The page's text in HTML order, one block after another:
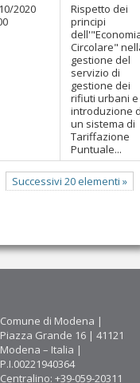
2020
Rispetto dei
principi
Circolare"
gestione del
servizio di
gestione dei
rifiuti urbani e
introduzione
un sistema di
Tariffazione
Puntuale...
Successivi 20 elementi »
Comune di Modena |
Piazza Grande 16 | 41121
Modena – Italia |
P.I.00221940364
Centralino: +39-059-20311